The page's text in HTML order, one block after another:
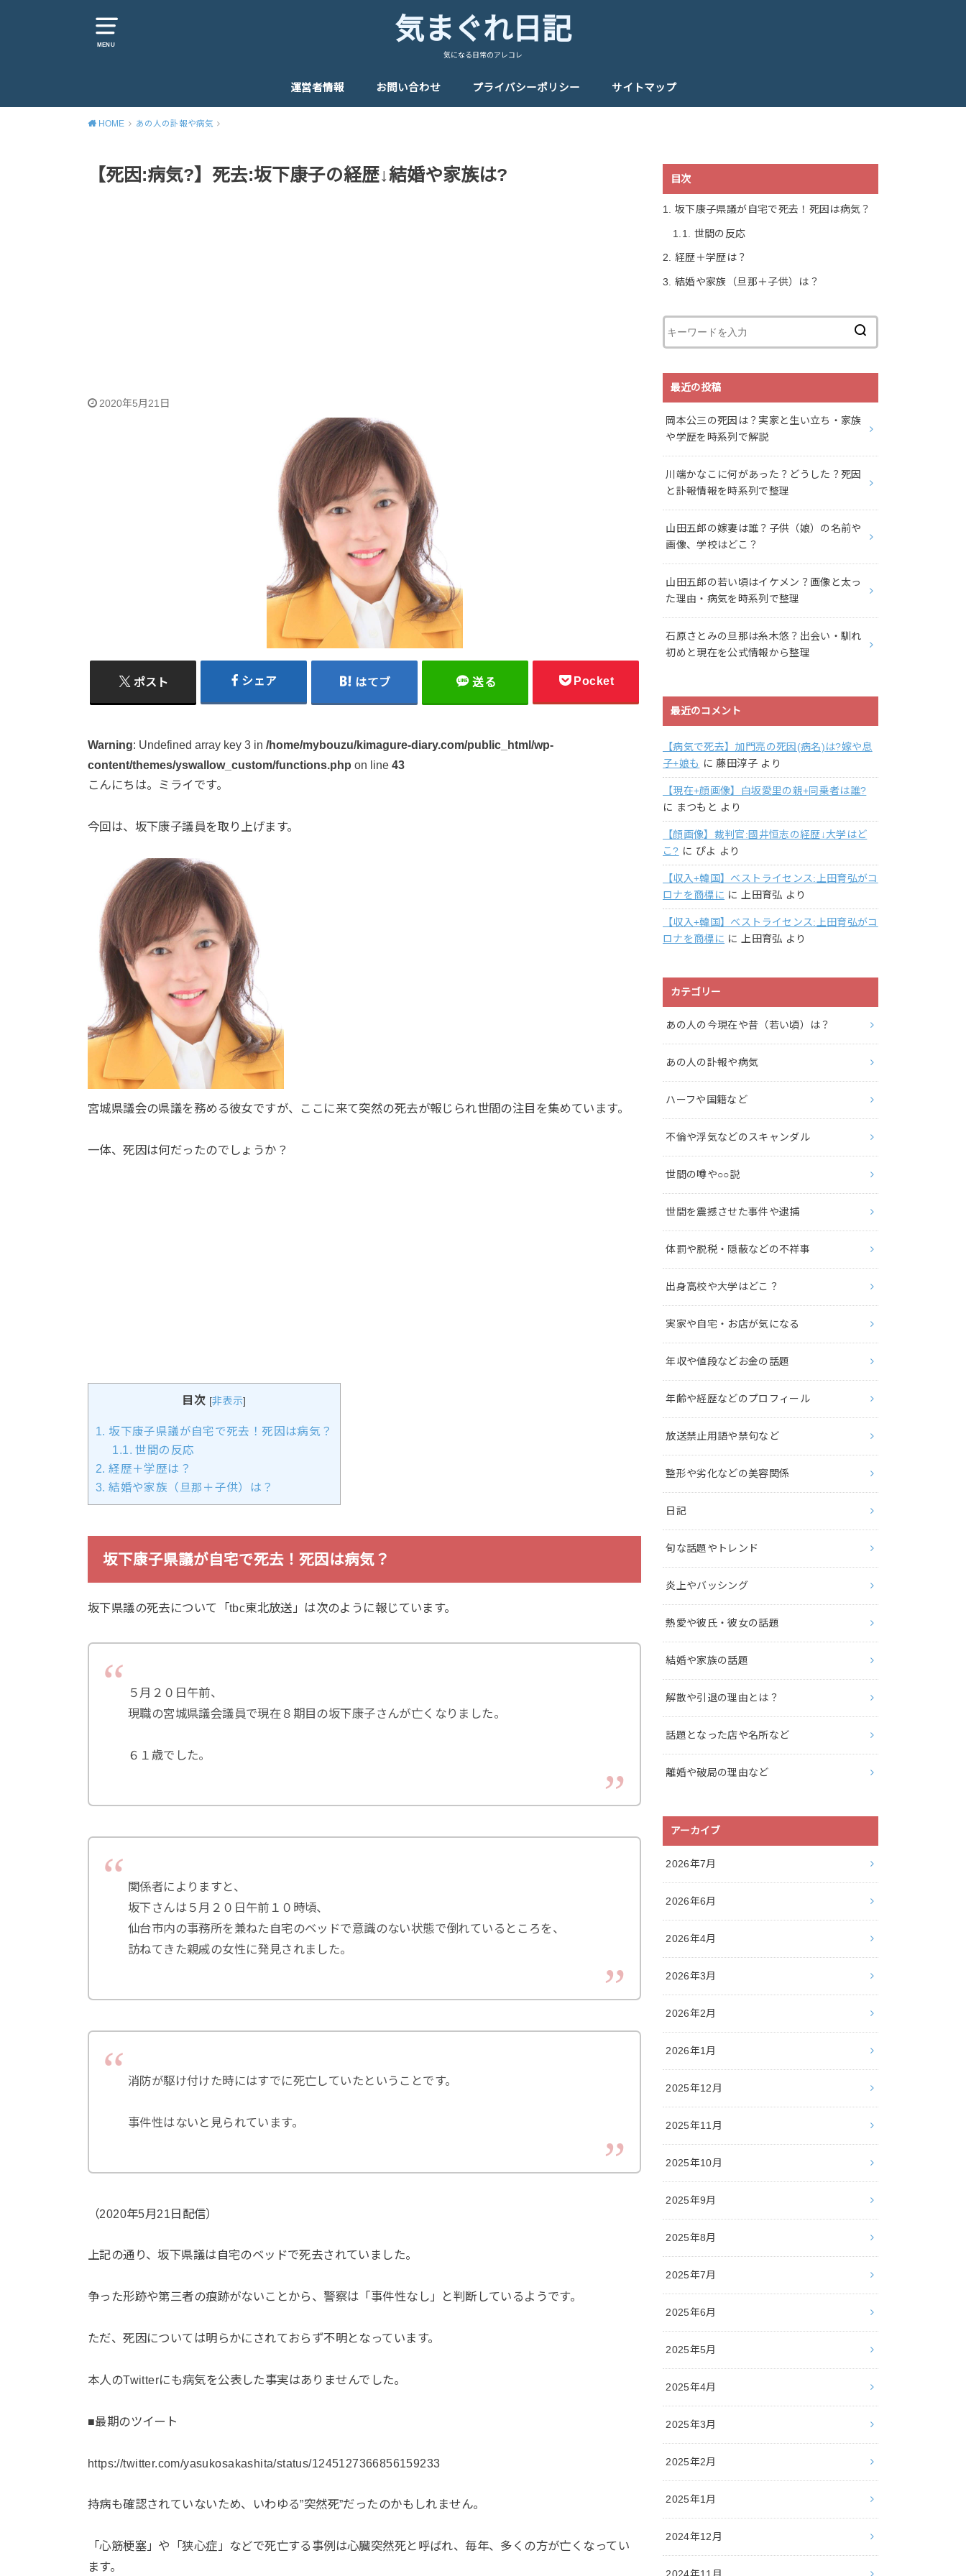
MENU 気まぐれ日記
気になる日常のアレコレ
運営者情報 お問い合わせ プライバシーポリシー サイトマップ
HOME あの人の訃報や病気
【死因:病気?】死去:坂下康子の経歴↓結婚や家族は?
2020年5月21日
ポスト シェア はてブ 送る Pocket
Warning: Undefined array key 3 in /home/mybouzu/kimagure-diary.com/public_html/wp-
content/themes/yswallow_custom/functions.php on line 43
こんにちは。ミライです。
今回は、坂下康子議員を取り上げます。
宮城県議会の県議を務める彼女ですが、ここに来て突然の死去が報じられ世間の注目を集めています。
一体、死因は何だったのでしょうか？
目次 [非表示]
1. 坂下康子県議が自宅で死去！死因は病気？
1.1. 世間の反応
2. 経歴＋学歴は？
3. 結婚や家族（旦那＋子供）は？
坂下康子県議が自宅で死去！死因は病気？
坂下県議の死去について「tbc東北放送」は次のように報じています。
５月２０日午前、
現職の宮城県議会議員で現在８期目の坂下康子さんが亡くなりました。
６１歳でした。
関係者によりますと、
坂下さんは５月２０日午前１０時頃、
仙台市内の事務所を兼ねた自宅のベッドで意識のない状態で倒れているところを、
訪ねてきた親戚の女性に発見されました。
消防が駆け付けた時にはすでに死亡していたということです。
事件性はないと見られています。
（2020年5月21日配信）
上記の通り、坂下県議は自宅のベッドで死去されていました。
争った形跡や第三者の痕跡がないことから、警察は「事件性なし」と判断しているようです。
ただ、死因については明らかにされておらず不明となっています。
本人のTwitterにも病気を公表した事実はありませんでした。
■最期のツイート
https://twitter.com/yasukosakashita/status/1245127366856159233
持病も確認されていないため、いわゆる”突然死”だったのかもしれません。
「心筋梗塞」や「狭心症」などで死亡する事例は心臓突然死と呼ばれ、毎年、多くの方が亡くなってい
ます。
目次
1. 坂下康子県議が自宅で死去！死因は病気？
1.1. 世間の反応
2. 経歴＋学歴は？
3. 結婚や家族（旦那＋子供）は？
最近の投稿
岡本公三の死因は？実家と生い立ち・家族
や学歴を時系列で解説
川端かなこに何があった？どうした？死因
と訃報情報を時系列で整理
山田五郎の嫁妻は誰？子供（娘）の名前や
画像、学校はどこ？
山田五郎の若い頃はイケメン？画像と太っ
た理由・病気を時系列で整理
石原さとみの旦那は糸木悠？出会い・馴れ
初めと現在を公式情報から整理
最近のコメント
【病気で死去】加門亮の死因(病名)は?嫁や息
子+娘も に藤田淳子より
【現在+顔画像】白坂愛里の親+同乗者は誰?
に まつもと より
【顔画像】裁判官:國井恒志の経歴↓大学はど
こ? に ぴよ より
【収入+韓国】ベストライセンス:上田育弘がコ
ロナを商標に に 上田育弘 より
【収入+韓国】ベストライセンス:上田育弘がコ
ロナを商標に に 上田育弘 より
カテゴリー
あの人の今現在や昔（若い頃）は？
あの人の訃報や病気
ハーフや国籍など
不倫や浮気などのスキャンダル
世間の噂や○○説
世間を震撼させた事件や逮捕
体罰や脱税・隠蔽などの不祥事
出身高校や大学はどこ？
実家や自宅・お店が気になる
年収や値段などお金の話題
年齢や経歴などのプロフィール
放送禁止用語や禁句など
整形や劣化などの美容関係
日記
旬な話題やトレンド
炎上やバッシング
熱愛や彼氏・彼女の話題
結婚や家族の話題
解散や引退の理由とは？
話題となった店や名所など
離婚や破局の理由など
アーカイブ
2026年7月
2026年6月
2026年4月
2026年3月
2026年2月
2026年1月
2025年12月
2025年11月
2025年10月
2025年9月
2025年8月
2025年7月
2025年6月
2025年5月
2025年4月
2025年3月
2025年2月
2025年1月
2024年12月